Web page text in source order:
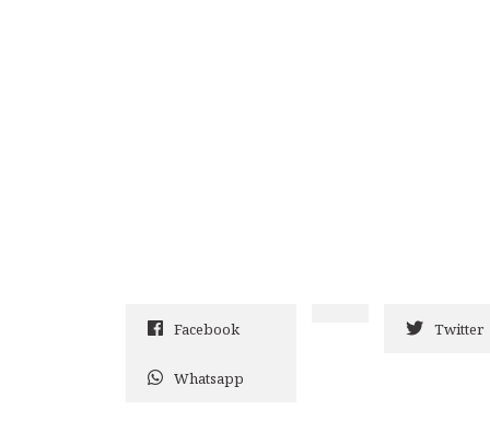
Facebook Twitter
Whatsapp